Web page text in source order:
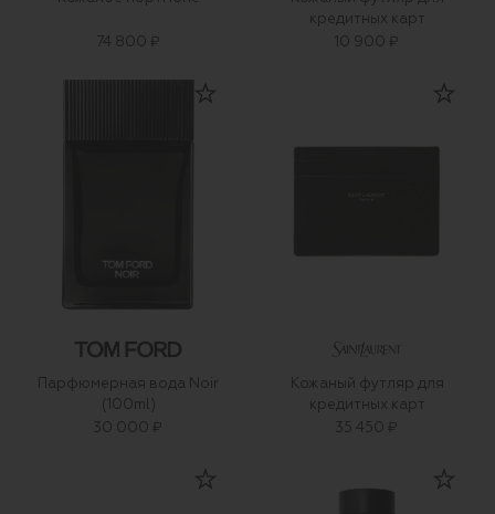
74 800 ₽
кредитных карт
10 900 ₽
Парфюмерная вода Noir
(100ml)
30 000 ₽
Кожаный футляр для
кредитных карт
35 450 ₽